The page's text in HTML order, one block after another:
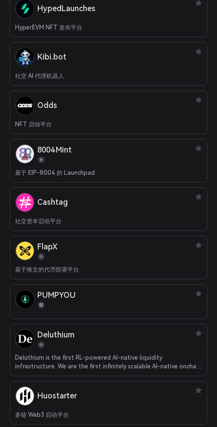
HypedLaunches
HyperEVM NFT 发布平台
Kibi.bot
社交 AI 代理机器人
Odds
NFT 启动平台
8004Mint
基于 EIP-8004 的 Launchpad
Cashtag
社交资本启动平台
FlapX
基于推文的代币部署平台
PUMPYOU
Deluthium
Deluthium is the first RL-powered AI-native liquidity
infrastructure. We are the first infinitely scalable AI-native onchain
liquidity and execution infrastructure, powered by Reinforcement
where AI orchestrates optimal routing, and liquidity scales
seamlessly across assets and markets.Deluthium is backed by
Huostarter
多链 Web3 启动平台